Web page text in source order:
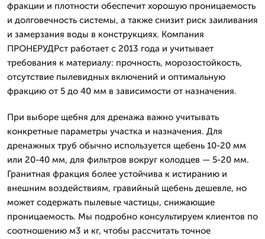
фракции и плотности обеспечит хорошую проницаемость
и долговечность системы, а также снизит риск заиливания
и замерзания воды в конструкциях. Компания
ПРОНЕРУДРст работает с 2013 года и учитывает
требования к материалу: прочность, морозостойкость,
отсутствие пылевидных включений и оптимальную
фракцию от 5 до 40 мм в зависимости от назначения.
При выборе щебня для дренажа важно учитывать
конкретные параметры участка и назначения. Для
дренажных труб обычно используется щебень 10-20 мм
или 20-40 мм, для фильтров вокруг колодцев — 5-20 мм.
Гранитная фракция более устойчива к истиранию и
внешним воздействиям, гравийный щебень дешевле, но
может содержать пылевые частицы, снижающие
проницаемость. Мы подробно консультируем клиентов по
соотношению м3 и кг, чтобы рассчитать точное